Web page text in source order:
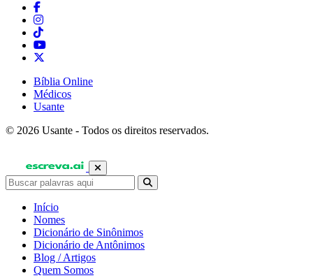
Bíblia Online
Médicos
Usante
© 2026 Usante - Todos os direitos reservados.
Início
Nomes
Dicionário de Sinônimos
Dicionário de Antônimos
Blog / Artigos
Quem Somos